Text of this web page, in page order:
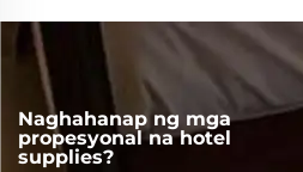
Naghahanap ng mga
propesyonal na hotel
supplies?